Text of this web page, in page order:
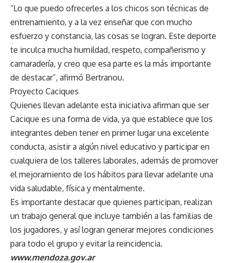
“Lo que puedo ofrecerles a los chicos son técnicas de
entrenamiento, y a la vez enseñar que con mucho
esfuerzo y constancia, las cosas se logran. Este deporte
te inculca mucha humildad, respeto, compañerismo y
camaradería, y creo que esa parte es la más importante
de destacar”, afirmó Bertranou.
Proyecto Caciques
Quienes llevan adelante esta iniciativa afirman que ser
Cacique es una forma de vida, ya que establece que los
integrantes deben tener en primer lugar una excelente
conducta, asistir a algún nivel educativo y participar en
cualquiera de los talleres laborales, además de promover
el mejoramiento de los hábitos para llevar adelante una
vida saludable, física y mentalmente.
Es importante destacar que quienes participan, realizan
un trabajo general que incluye también a las familias de
los jugadores, y así logran generar mejores condiciones
para todo el grupo y evitar la reincidencia.
www.mendoza.gov.ar